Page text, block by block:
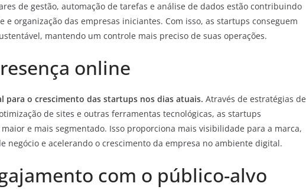
de gestão, automação de tarefas e análise de dados estão contribuindo
organização das empresas iniciantes. Com isso, as startups conseguem
mantendo um controle mais preciso de suas operações.
online
para o crescimento das startups nos dias atuais. Através de estratégias de
de sites e outras ferramentas tecnológicas, as startups
e mais segmentado. Isso proporciona mais visibilidade para a marca,
negócio e acelerando o crescimento da empresa no ambiente digital.
com o público-alvo